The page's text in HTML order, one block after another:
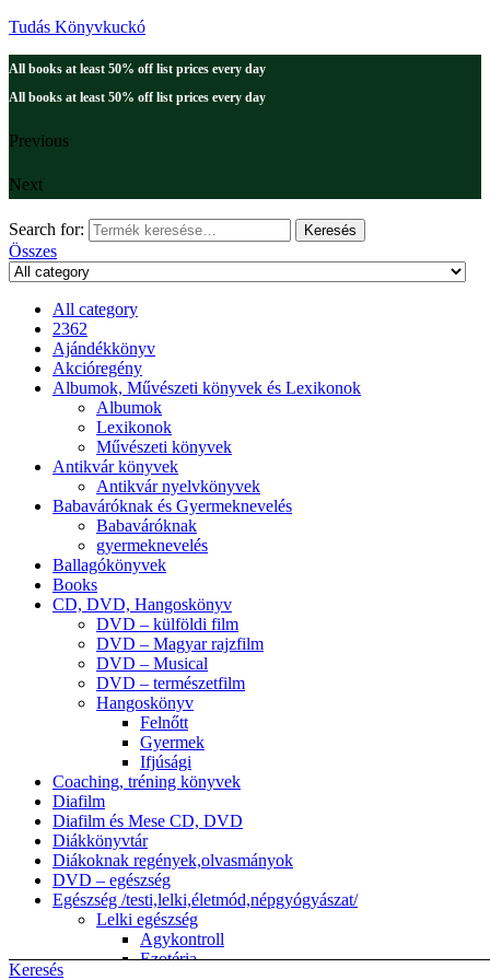
Tudás Könyvkuckó
All books at least 50% off list prices every day
All books at least 50% off list prices every day
Previous
Next
Search for: Keresés
Összes
All category
2362
Ajándékkönyv
Akcióregény
Albumok, Művészeti könyvek és Lexikonok
Albumok
Lexikonok
Művészeti könyvek
Antikvár könyvek
Antikvár nyelvkönyvek
Babaváróknak és Gyermeknevelés
Babaváróknak
gyermeknevelés
Ballagókönyvek
Books
CD, DVD, Hangoskönyv
DVD – külföldi film
DVD – Magyar rajzfilm
DVD – Musical
DVD – természetfilm
Hangoskönyv
Felnőtt
Gyermek
Ifjúsági
Coaching, tréning könyvek
Diafilm
Diafilm és Mese CD, DVD
Diákkönyvtár
Diákoknak regények,olvasmányok
DVD – egészség
Egészség /testi,lelki,életmód,népgyógyászat/
Lelki egészség
Agykontroll
Ezotéria
Keresés